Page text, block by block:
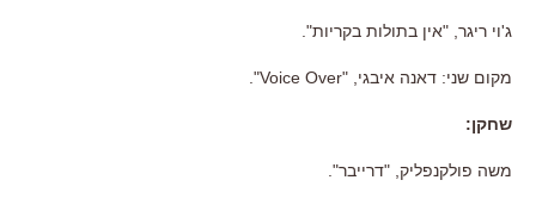
ג'וי ריגר , "אין בתולות בקריות".
מקום שני: דאנה איבגי , "Voice Over".
שחקן:
משה פולקנפליק , "דרייבר".